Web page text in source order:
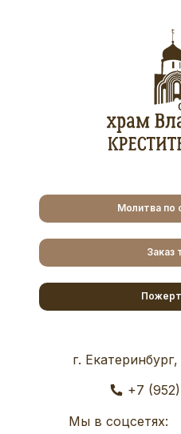
Молитва по
Заказ
г.
+7
Мы в соцсетях: